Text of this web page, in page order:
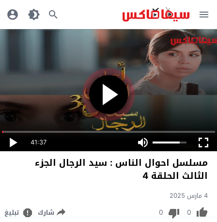
41:37
مسلسل احوال الناس : سيد الرجال الجزء
الثالث الحلقة 4
4 مارس 2025
0
0 شارك تبليغ